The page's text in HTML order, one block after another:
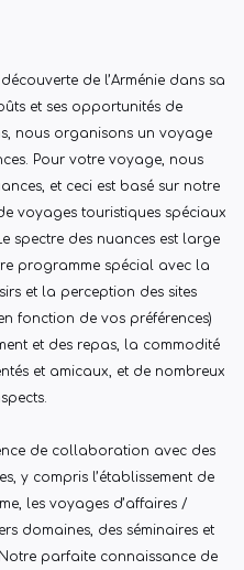
de l’Arménie dans sa
et ses opportunités de
nous organisons un voyage
Pour votre voyage, nous
et ceci est basé sur notre
voyages touristiques spéciaux
spectre des nuances est large
programme spécial avec la
et la perception des sites
fonction de vos préférences)
et des repas, la commodité
et amicaux, et de nombreux
de collaboration avec des
y compris l’établissement de
les voyages d’affaires /
domaines, des séminaires et
parfaite connaissance de